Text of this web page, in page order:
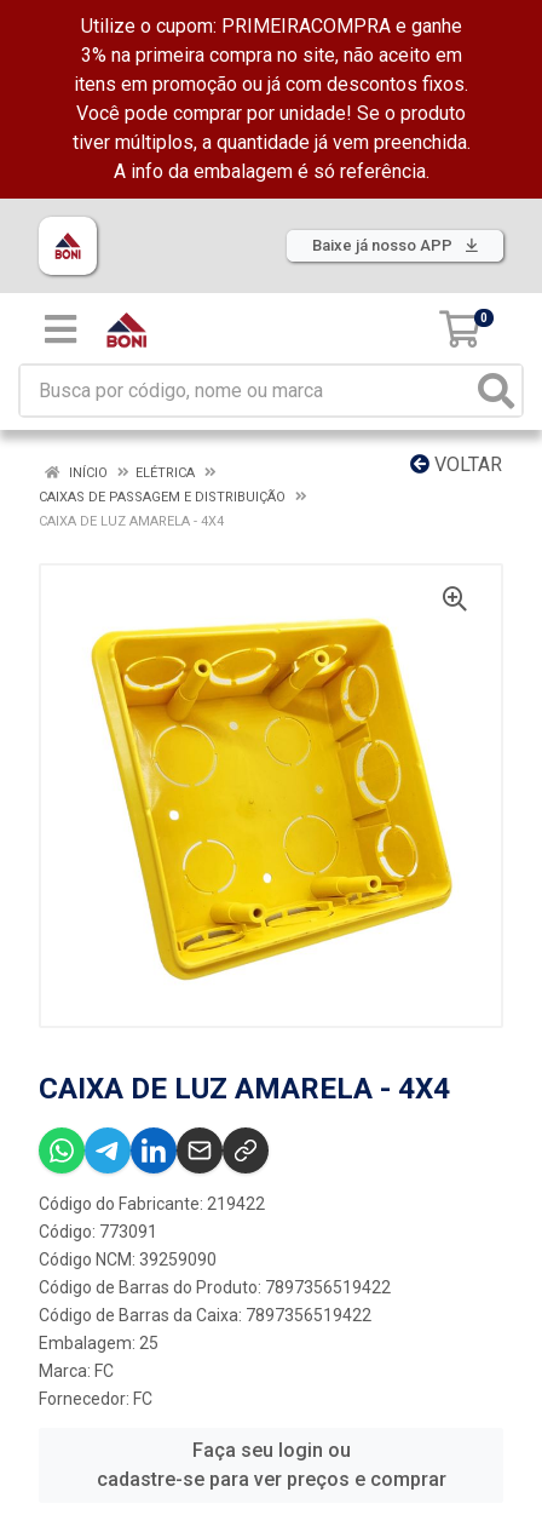
Utilize o cupom: PRIMEIRACOMPRA e ganhe
3% na primeira compra no site, não aceito em
itens em promoção ou já com descontos fixos.
Você pode comprar por unidade! Se o produto
tiver múltiplos, a quantidade já vem preenchida.
A info da embalagem é só referência.
Baixe já nosso APP
0
VOLTAR
INÍCIO
ELÉTRICA
CAIXAS DE PASSAGEM E DISTRIBUIÇÃO
CAIXA DE LUZ AMARELA - 4X4
CAIXA DE LUZ AMARELA - 4X4
Código do Fabricante: 219422
Código: 773091
Código NCM: 39259090
Código de Barras do Produto: 7897356519422
Código de Barras da Caixa: 7897356519422
Embalagem: 25
Marca: FC
Fornecedor: FC
Faça seu login ou
cadastre-se para ver preços e comprar